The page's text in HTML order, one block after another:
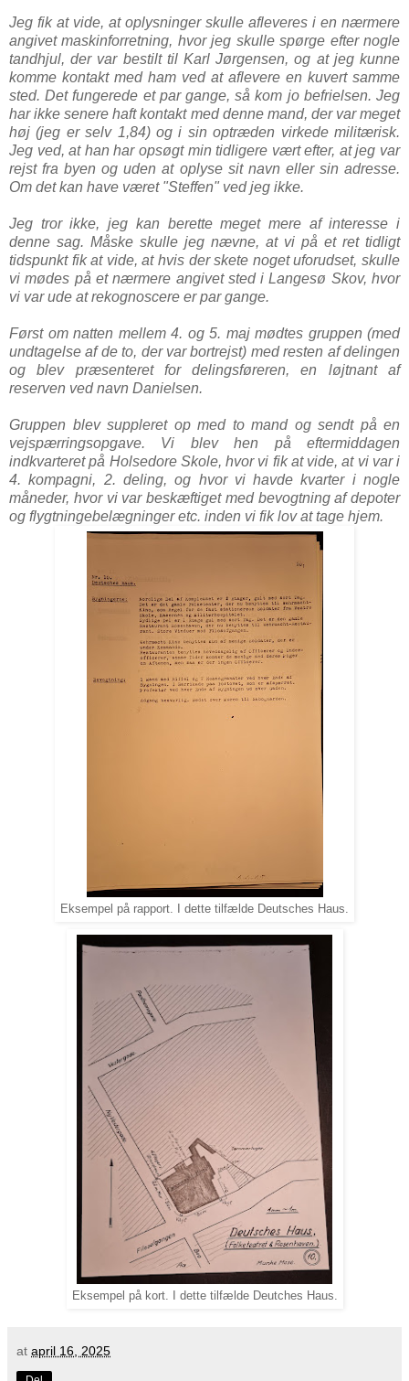
Jeg fik at vide, at oplysninger skulle afleveres i en nærmere
angivet maskinforretning, hvor jeg skulle spørge efter nogle
tandhjul, der var bestilt til Karl Jørgensen, og at jeg kunne
komme kontakt med ham ved at aflevere en kuvert samme
sted. Det fungerede et par gange, så kom jo befrielsen. Jeg
har ikke senere haft kontakt med denne mand, der var meget
høj (jeg er selv 1,84) og i sin optræden virkede militærisk.
Jeg ved, at han har opsøgt min tidligere vært efter, at jeg var
rejst fra byen og uden at oplyse sit navn eller sin adresse.
Om det kan have været "Steffen" ved jeg ikke.
Jeg tror ikke, jeg kan berette meget mere af interesse i
denne sag. Måske skulle jeg nævne, at vi på et ret tidligt
tidspunkt fik at vide, at hvis der skete noget uforudset, skulle
vi mødes på et nærmere angivet sted i Langesø Skov, hvor
vi var ude at rekognoscere er par gange.
Først om natten mellem 4. og 5. maj mødtes gruppen (med
undtagelse af de to, der var bortrejst) med resten af delingen
og blev præsenteret for delingsføreren, en løjtnant af
reserven ved navn Danielsen.
Gruppen blev suppleret op med to mand og sendt på en
vejspærringsopgave. Vi blev hen på eftermiddagen
indkvarteret på Holsedore Skole, hvor vi fik at vide, at vi var i
4. kompagni, 2. deling, og hvor vi havde kvarter i nogle
måneder, hvor vi var beskæftiget med bevogtning af depoter
og flygtningebelægninger etc. inden vi fik lov at tage hjem.
Eksempel på rapport. I dette tilfælde Deutsches Haus.
Eksempel på kort. I dette tilfælde Deutches Haus.
at april 16, 2025